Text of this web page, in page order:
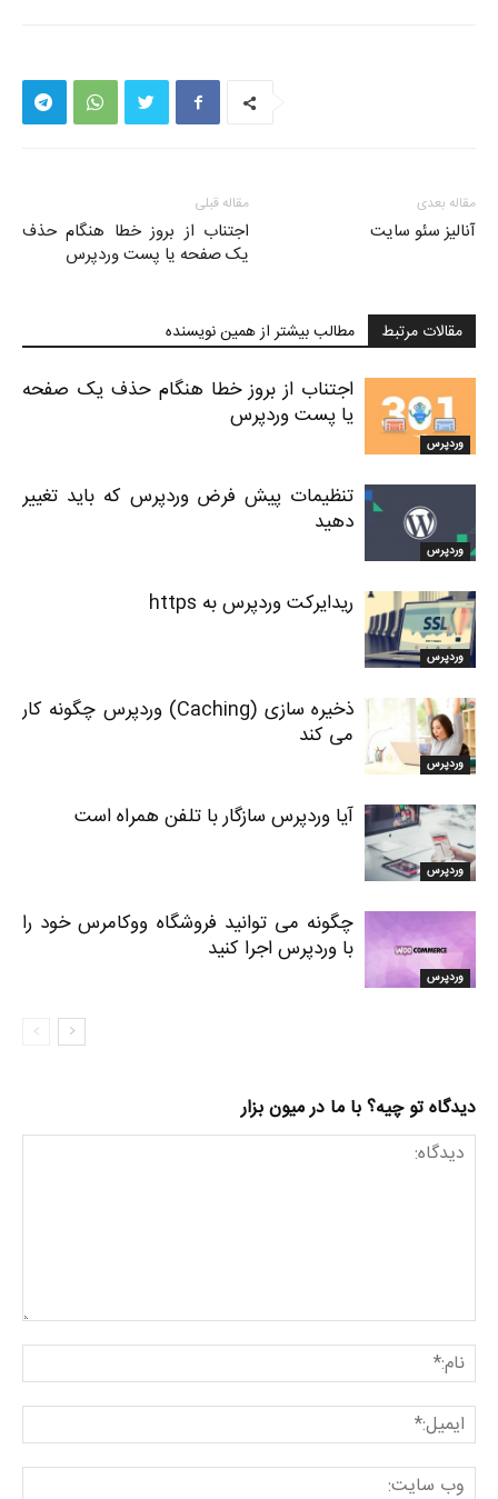
مقاله قبلی
اجتناب از بروز خطا هنگام حذف
یک صفحه یا پست وردپرس
مقاله بعدی
آنالیز سئو سایت
مقالات مرتبط مطالب بیشتر از همین نویسنده
وردپرس
اجتناب از بروز خطا هنگام حذف یک صفحه
یا پست وردپرس
وردپرس
تنظیمات پیش فرض وردپرس که باید تغییر
دهید
وردپرس
ریدایرکت وردپرس به https
وردپرس
ذخیره سازی (Caching) وردپرس چگونه کار
می کند
وردپرس
آیا وردپرس سازگار با تلفن همراه است
وردپرس
چگونه می توانید فروشگاه ووکامرس خود را
با وردپرس اجرا کنید
دیدگاه تو چیه؟ با ما در میون بزار